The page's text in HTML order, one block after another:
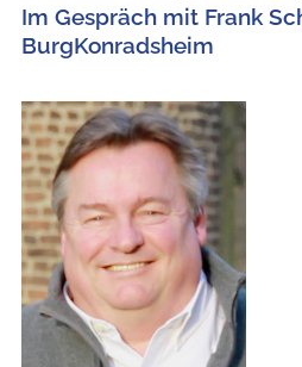
Im Gespräch mit Frank
BurgKonradsheim